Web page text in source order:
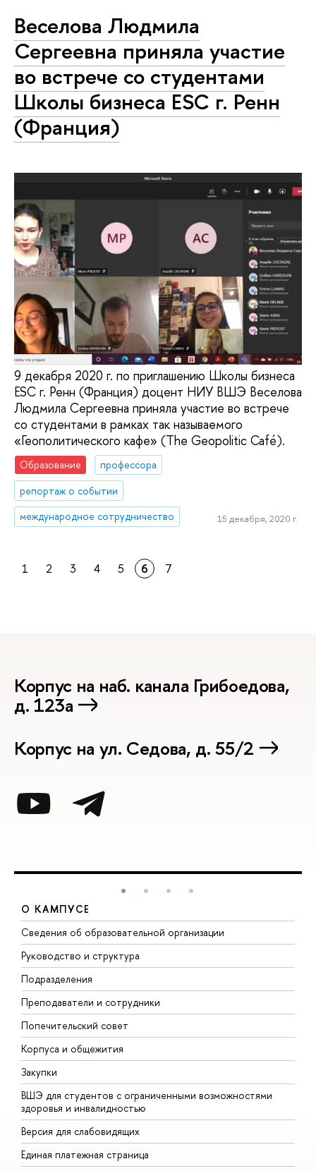
Веселова Людмила
Сергеевна приняла участие
во встрече со студентами
Школы бизнеса ESC г. Ренн
(Франция)
9 декабря 2020 г. по приглашению Школы бизнеса
ESC г. Ренн (Франция) доцент НИУ ВШЭ Веселова
Людмила Сергеевна приняла участие во встрече
со студентами в рамках так называемого
«Геополитического кафе» (The Geopolitic Café).
Образование
профессора
репортаж о событии
международное сотрудничество
15 декабря, 2020 г.
1 2 3 4 5 6 7
Корпус на наб. канала Грибоедова,
д. 123а
Корпус на ул. Седова, д. 55/2
О КАМПУСЕ
Сведения об образовательной организации
Руководство и структура
Подразделения
Преподаватели и сотрудники
Попечительский совет
Корпуса и общежития
Закупки
ВШЭ для студентов с ограниченными возможностями
здоровья и инвалидностью
Версия для слабовидящих
Единая платежная страница